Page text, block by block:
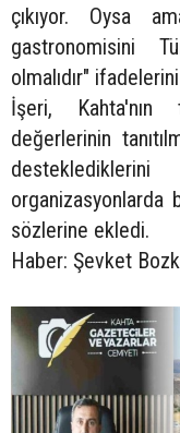
çıkıyor. Oysa
gastronomisini
olmalıdır"
İşeri,
değerlerinin
organizasyonlarda
sözlerine ekledi.
Haber: Şevket